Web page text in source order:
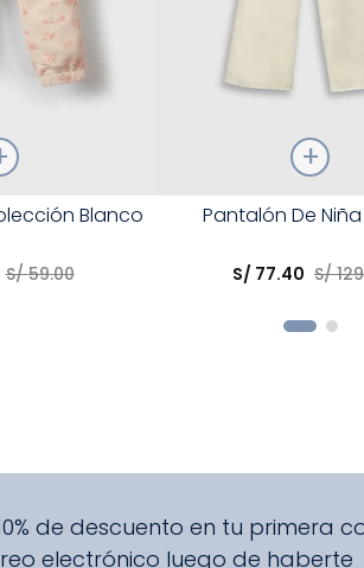
Blanco
S/ 59.00
Pantalón De
S/ 77.40 S/ 129
de descuento en tu primera
electrónico luego de haberte